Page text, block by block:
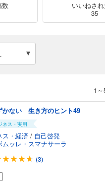
数
いいねさ
35
1
かない 生き方のヒント49
ネス・実用
ス・経済 / 自己啓発
ムッレ・スマナサーラ
(3)